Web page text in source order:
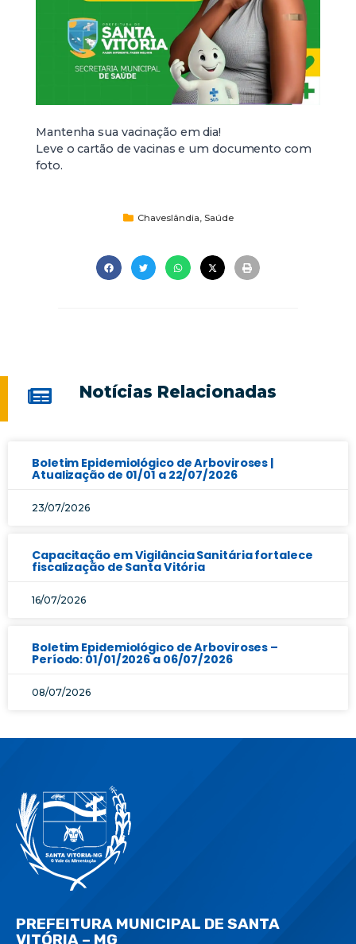
Mantenha sua vacinação em dia!
Leve o cartão de vacinas e um documento com
foto.
Chaveslândia, Saúde
Notícias Relacionadas
Boletim Epidemiológico de Arboviroses |
Atualização de 01/01 a 22/07/2026
23/07/2026
Capacitação em Vigilância Sanitária fortalece
fiscalização de Santa Vitória
16/07/2026
Boletim Epidemiológico de Arboviroses –
Período: 01/01/2026 a 06/07/2026
08/07/2026
PREFEITURA MUNICIPAL DE SANTA
VITÓRIA – MG